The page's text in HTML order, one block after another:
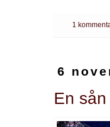
1
6
En